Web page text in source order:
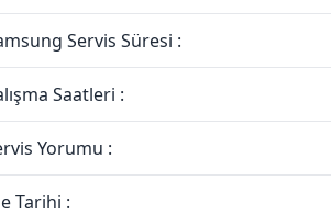
Servis Süresi :
Saatleri :
Yorumu :
Tarihi :